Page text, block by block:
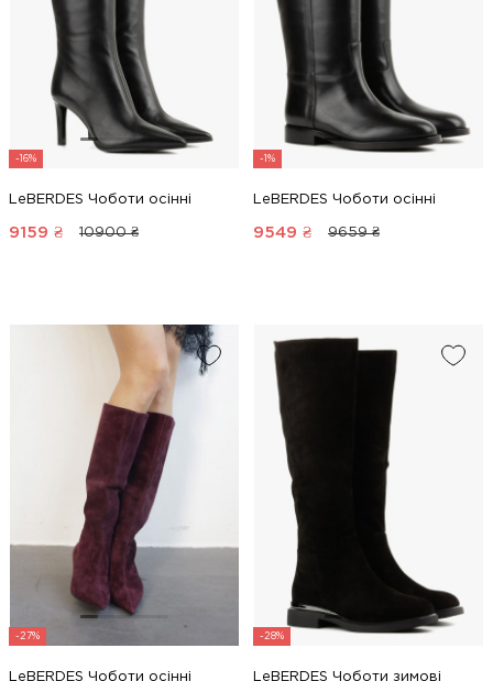
-16%
LeBERDES Чоботи осінні
9159 ₴ 10900 ₴
-1%
LeBERDES Чоботи осінні
9549 ₴ 9659 ₴
-27%
LeBERDES Чоботи осінні
-28%
LeBERDES Чоботи зимові